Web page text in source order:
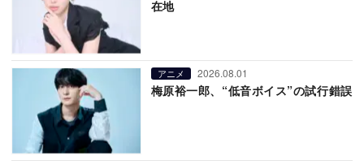
在地
アニメ 2026.08.01
梅原裕一郎、“低音ボイス”の試行錯誤